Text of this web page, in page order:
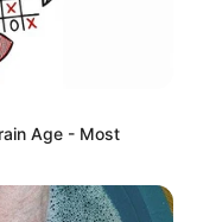
conquistado
até
Age - Most